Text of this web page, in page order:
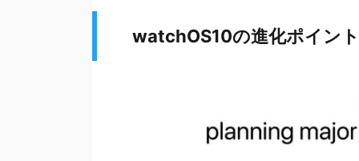
watchOS10の進化ポイント